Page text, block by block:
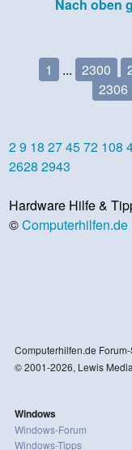
Nach oben
1 ... 2300
2306
29 18 274572 108
2628 2943
Hardware Hilfe &
©Computerhilfen.de
Computerhilfen.de
© 2001-2026, Lewis
Windows
Windows-Forum
Windows-Tipps